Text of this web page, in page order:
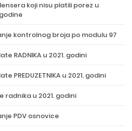
koji nisu platili porez u
kontrolnog broja po modulu 97
RADNIKA u 2021. godini
PREDUZETNIKA u 2021. godini
u 2021. godini
PDV osnovice